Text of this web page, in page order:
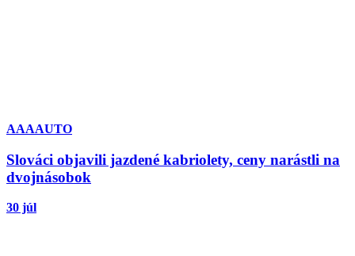
AAAAUTO
Slováci objavili jazdené kabriolety, ceny narástli na
dvojnásobok
30 júl